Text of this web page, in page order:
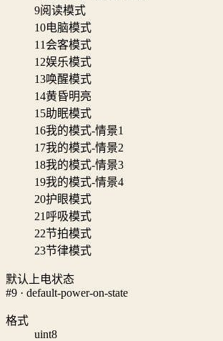
9阅读模式
10电脑模式
11 会客模式
12娱乐模式
13唤醒模式
14黄昏明亮
15助眠模式
16我的模式-情景1
17我的模式-情景2
18我的模式-情景3
19我的模式-情景4
20护眼模式
21 呼吸模式
22节拍模式
23节律模式
默认上电状态
#9 · default-power-on-state
格式
uint8